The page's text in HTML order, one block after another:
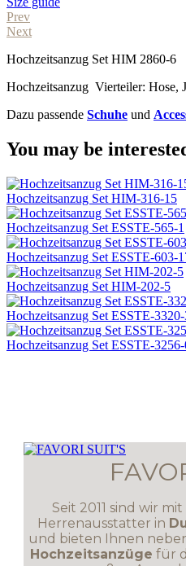
Prev
Next
Hochzeitsanzug Set HIM 2860-6
Hochzeitsanzug Vierteiler: Hose,
Dazu passende Schuhe und
You may be
Hochzeitsanzug Set HIM-316-15
Hochzeitsanzug Set ESSTE-565-1
Hochzeitsanzug Set ESSTE-603-
Hochzeitsanzug Set HIM-202-5
Hochzeitsanzug Set ESSTE-
Hochzeitsanzug Set ESSTE-3256-
Seit 2011 sind wir
Herrenausstatter in
und bieten Ihnen
Hochzeitsanzüge für